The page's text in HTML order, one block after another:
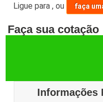
Ligue para,ou faça
Faça sua cotação
Informações